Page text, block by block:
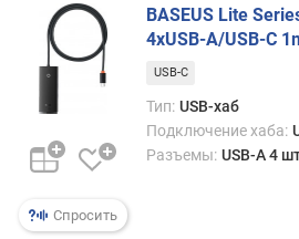
Спросить
BASEUS Lite
4xUSB-A/USB-C
USB-C
Тип: USB-хаб
Подключение хаба:
Разъемы: USB-A 4